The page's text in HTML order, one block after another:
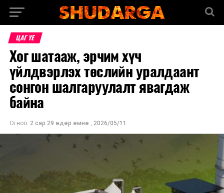
ЦАГ ҮЕ
Хог шатааж, эрчим хүч
үйлдвэрлэх төслийн уралдаант
сонгон шалгаруулалт явагдаж
байна
Огноо: 2 сар 29 өдөр.өмнө , 2026/05/11